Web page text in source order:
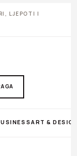
LJEPOTI I
ART &